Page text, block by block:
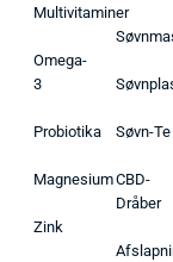
Multivitaminer
Omega-
3
Probiotika
Magnesium
Zink
Søvn-Te
CBD-
Dråber